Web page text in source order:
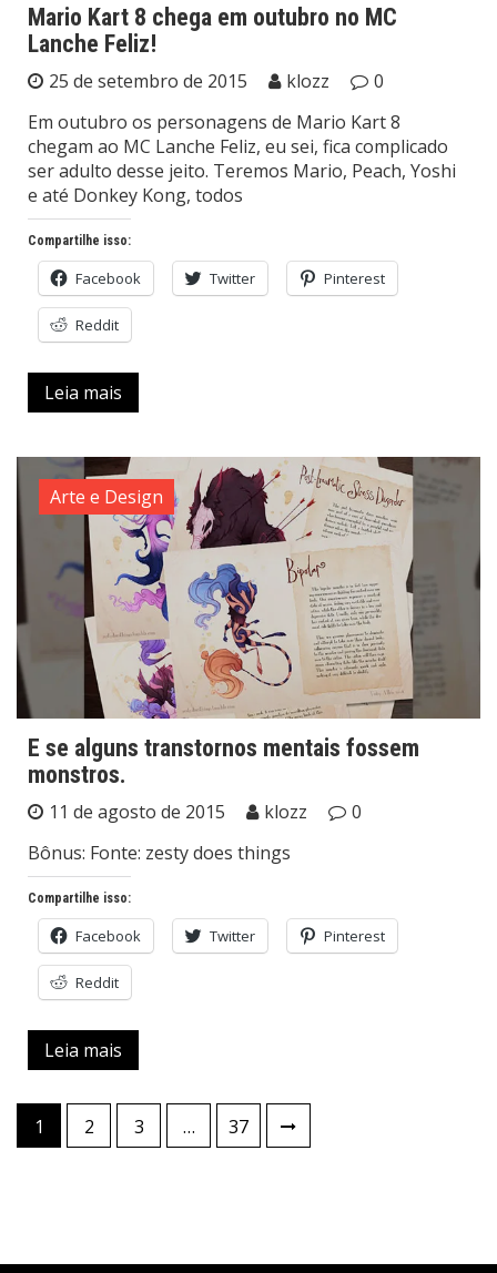
Mario Kart 8 chega em outubro no MC
Lanche Feliz!
25 de setembro de 2015 klozz
0
Em outubro os personagens de Mario Kart 8
chegam ao MC Lanche Feliz, eu sei, fica complicado
ser adulto desse jeito. Teremos Mario, Peach, Yoshi
e até Donkey Kong, todos
Compartilhe isso:
Facebook Twitter Pinterest
Reddit
Leia mais
Arte e Design
E se alguns transtornos mentais fossem
monstros.
11 de agosto de 2015 klozz
0
Bônus: Fonte: zesty does things
Compartilhe isso:
Facebook Twitter Pinterest
Reddit
Leia mais
Navegação
por
1 2 3 … 37